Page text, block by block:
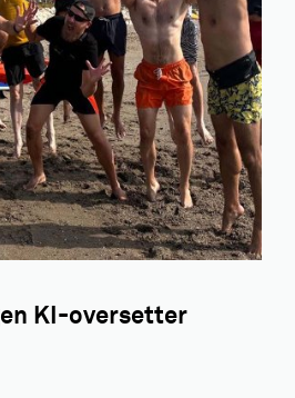
KI-oversetter